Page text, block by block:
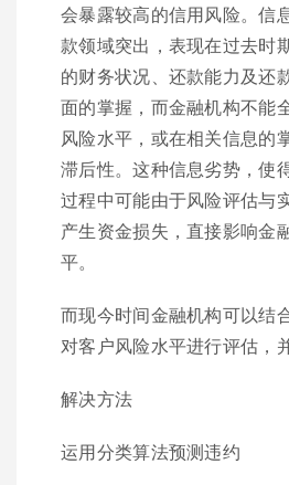
会暴露较高的信用风险。信
款领域突出，表现在过去时
的财务状况、还款能力及还
面的掌握，而金融机构不能
风险水平，或在相关信息的
滞后性。这种信息劣势，使
过程中可能由于风险评估与
产生资金损失，直接影响金
平。
而现今时间金融机构可以结
对客户风险水平进行评估，
解决方法
运用分类算法预测违约